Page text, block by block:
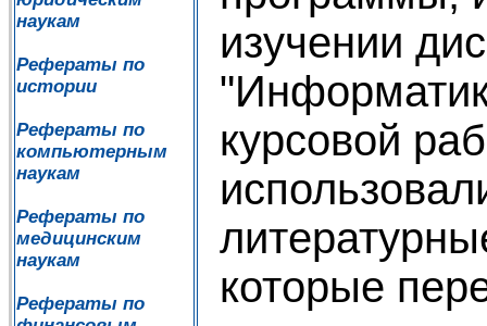
наукам
Рефераты по
истории
Рефераты по
компьютерным
наукам
Рефераты по
медицинским
наукам
Рефераты по
изучении
курсовой
которые